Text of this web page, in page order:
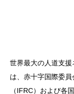
世界最大の人道支
は、赤十字国際委
（IFRC）および各